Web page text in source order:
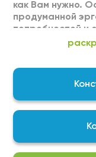
как Вам нужно.
продуманной
потребностей и
можем
качественный
На выбор
цветов, фактур
реализации
Фурнитура